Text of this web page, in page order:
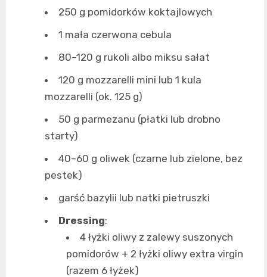
250 g pomidorków koktajlowych
1 mała czerwona cebula
80–120 g rukoli albo miksu sałat
120 g mozzarelli mini lub 1 kula
mozzarelli (ok. 125 g)
50 g parmezanu (płatki lub drobno
starty)
40–60 g oliwek (czarne lub zielone, bez
pestek)
garść bazylii lub natki pietruszki
Dressing:
4 łyżki oliwy z zalewy suszonych
pomidorów + 2 łyżki oliwy extra virgin
(razem 6 łyżek)